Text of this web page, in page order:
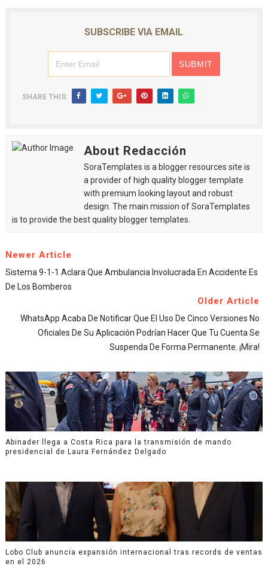
SUBSCRIBE VIA EMAIL
SHARE THIS:
About Redacción
SoraTemplates is a blogger resources site is
a provider of high quality blogger template
with premium looking layout and robust
design. The main mission of SoraTemplates
is to provide the best quality blogger templates.
Newer Article
Sistema 9-1-1 Aclara Que Ambulancia Involucrada En Accidente Es
De Los Bomberos
Older Article
WhatsApp Acaba De Notificar Que El Uso De Cinco Versiones No
Oficiales De Su Aplicación Podrían Hacer Que Tu Cuenta Se
Suspenda De Forma Permanente. ¡Mira!
Abinader llega a Costa Rica para la transmisión de mando
presidencial de Laura Fernández Delgado
Lobo Club anuncia expansión internacional tras records de ventas
en el 2026